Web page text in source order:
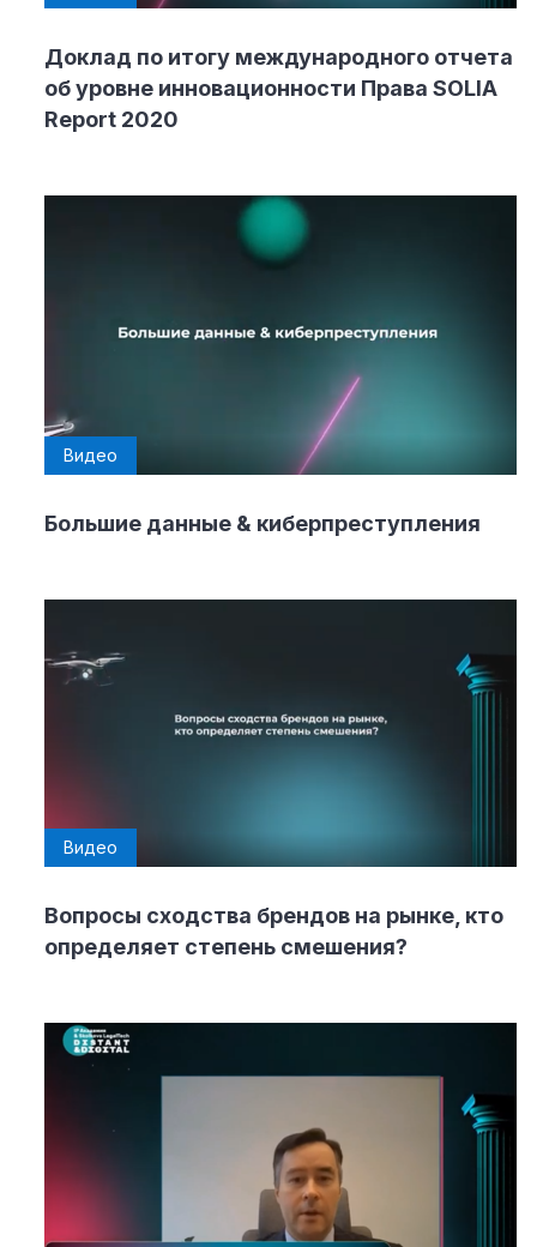
Доклад по итогу международного отчета
об уровне инновационности Права SOLIA
Report 2020
Видео
Большие данные & киберпреступления
Видео
Вопросы сходства брендов на рынке, кто
определяет степень смешения?